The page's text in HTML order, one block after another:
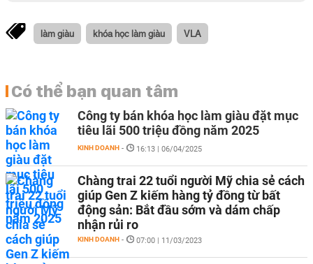
làm giàu khóa học làm giàu VLA
Có thể bạn quan tâm
Công ty bán khóa học làm giàu đặt mục
tiêu lãi 500 triệu đồng năm 2025
KINH DOANH - 16:13 | 06/04/2025
Chàng trai 22 tuổi người Mỹ chia sẻ cách
giúp Gen Z kiếm hàng tỷ đồng từ bất
động sản: Bắt đầu sớm và dám chấp
nhận rủi ro
KINH DOANH - 07:00 | 11/03/2023